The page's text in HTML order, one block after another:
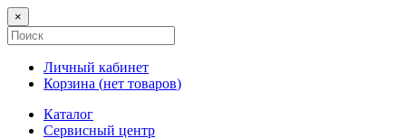
×
Личный кабинет
Корзина (нет товаров)
Каталог
Сервисный центр